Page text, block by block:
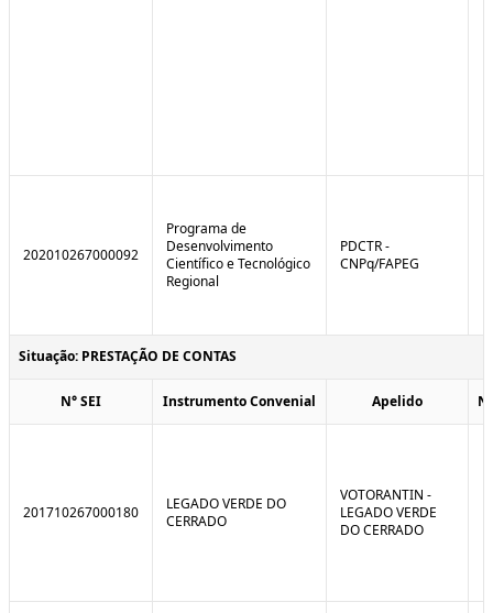
202010267000092
Programa de
Desenvolvimento
Científico e Tecnológico
Regional
PDCTR -
CNPq/FAPEG
Situação: PRESTAÇÃO DE CONTAS
N° SEI Instrumento Convenial Apelido
201710267000180
LEGADO VERDE DO
CERRADO
VOTORANTIN -
LEGADO VERDE
DO CERRADO